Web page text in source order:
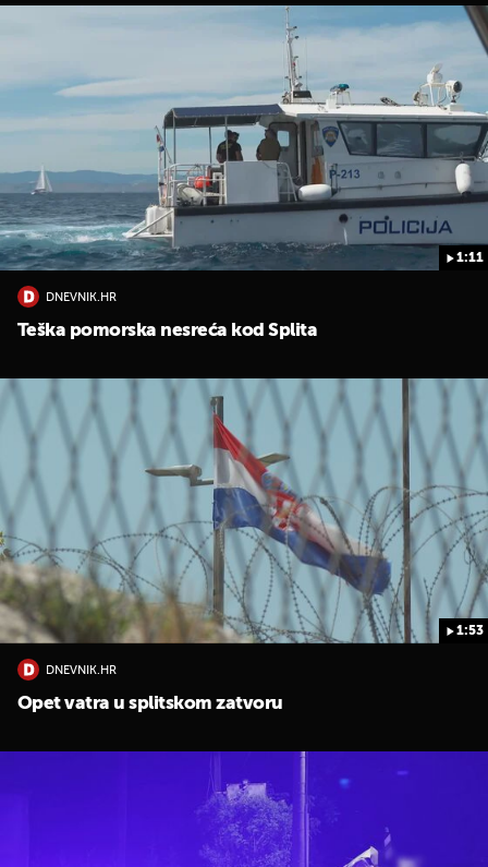
1:11
DNEVNIK.HR
Teška pomorska nesreća kod Splita
1:53
DNEVNIK.HR
Opet vatra u splitskom zatvoru
UKLJUČITE NOTIFIKACIJE